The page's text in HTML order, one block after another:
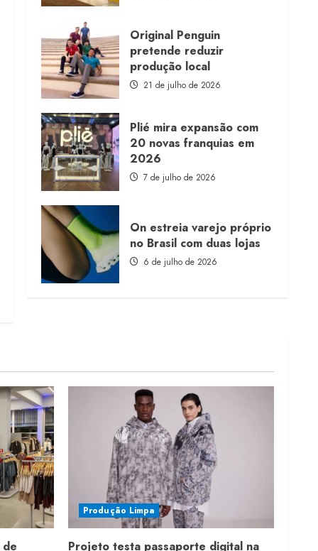
Original Penguin
pretende reduzir
produção local
21 de julho de 2026
Plié mira expansão com
20 novas franquias em
2026
7 de julho de 2026
On estreia varejo próprio
no Brasil com duas lojas
6 de julho de 2026
Produção Limpa
Projeto testa passaporte digital na